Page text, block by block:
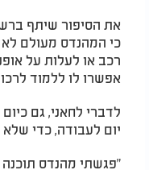
כי המהנדס מעולם
רכב או לעלות על
אפשרו לו ללמוד
לדברי לחאני, גם
יום לעבודה, כדי